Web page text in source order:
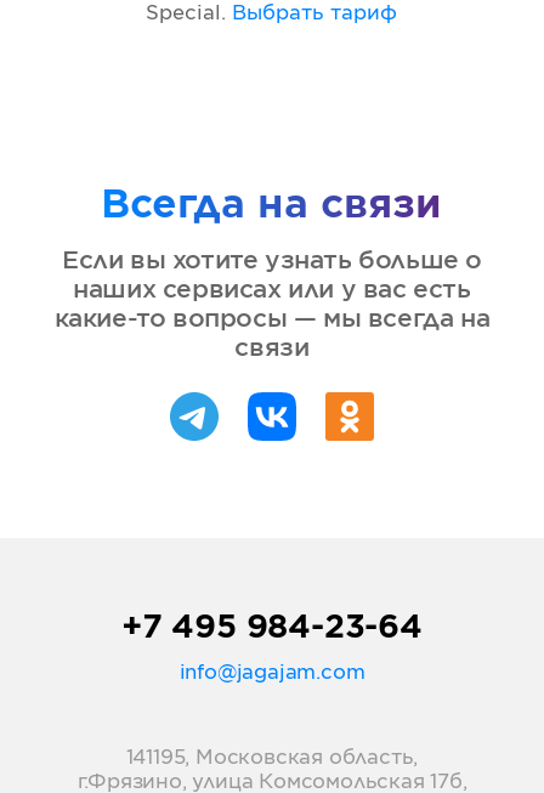
Special . Выбрать тариф
Всегда на связи
Если вы хотите узнать больше о
наших сервисах или у вас есть
какие-то вопросы — мы всегда на
связи
+7 495 984-23-64
info@jagajam.com
141195, Московская область,
г.Фрязино, улица Комсомольская 17б,